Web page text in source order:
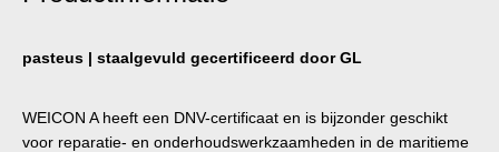
pasteus | staalgevuld gecertificeerd door GL
WEICON A heeft een DNV-certificaat en is bijzonder geschikt
voor reparatie- en onderhoudswerkzaamheden in de maritieme